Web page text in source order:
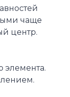
чаще
центр.
элемента.